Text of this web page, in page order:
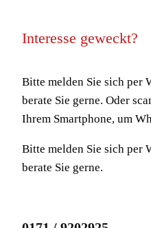
Interesse geweckt?
Bitte melden Sie sich per
berate Sie gerne. Oder
Ihrem Smartphone, um
Bitte melden Sie sich per
berate Sie gerne.